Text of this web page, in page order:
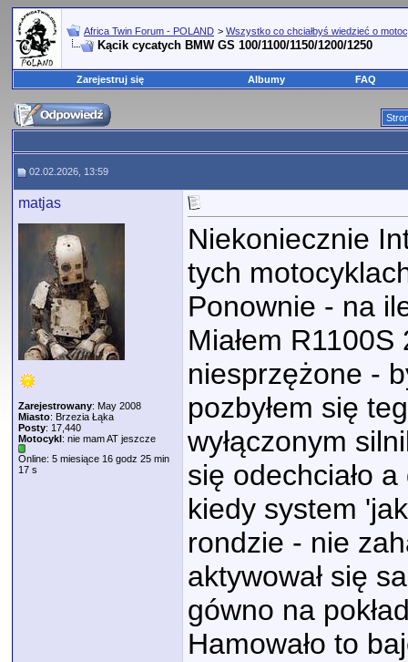
Africa Twin Forum - POLAND > Wszystko co chciałbyś wiedzieć o
Kącik cycatych BMW GS 100/1100/1150/1200/1250
Zarejestruj się Albumy FAQ
02.02.2026, 13:59
matjas
Zarejestrowany: May 2008
Miasto: Brzezia Łąka
Posty: 17,440
Motocykl: nie mam AT jeszcze
Online: 5 miesiące 16 godz 25 min
17 s
Niekoniecznie
tych
Ponownie - na
Miałem
niesprzężone -
pozbyłem się
wyłączonym
się odechciało
kiedy system
rondzie - nie
aktywował się
gówno na
Hamowało to